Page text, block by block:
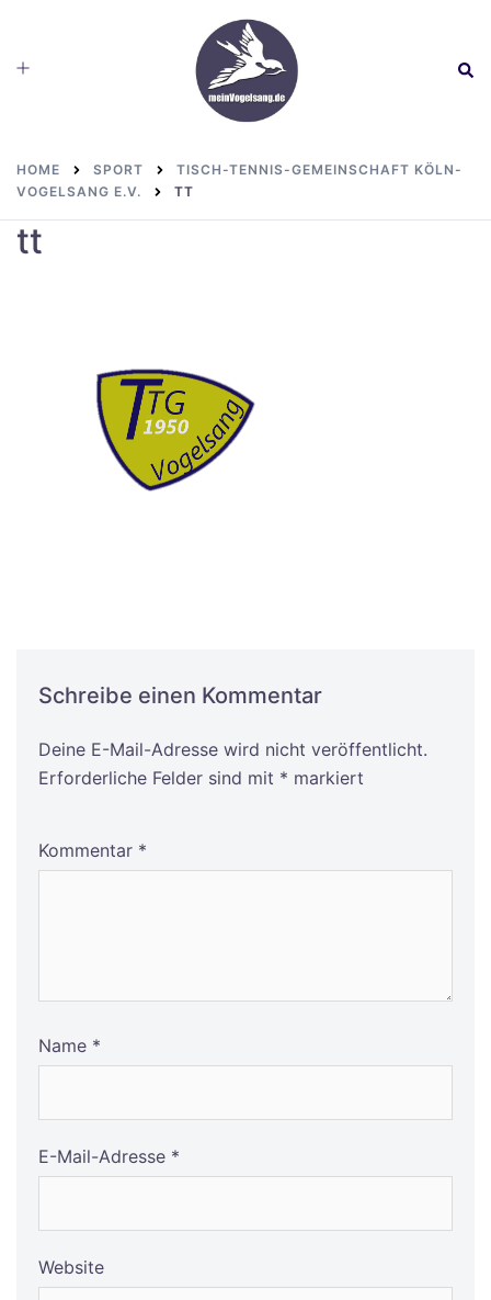
content
Toggle
HOME SPORT
TISCH-TENNIS-GEMEINSCHAFT KÖLN-
VOGELSANG E.V.
TT
tt
Schreibe einen Kommentar
Deine E-Mail-Adresse wird nicht veröffentlicht.
Erforderliche Felder sind mit * markiert
Kommentar *
Name *
E-Mail-Adresse *
Website
Alternative: